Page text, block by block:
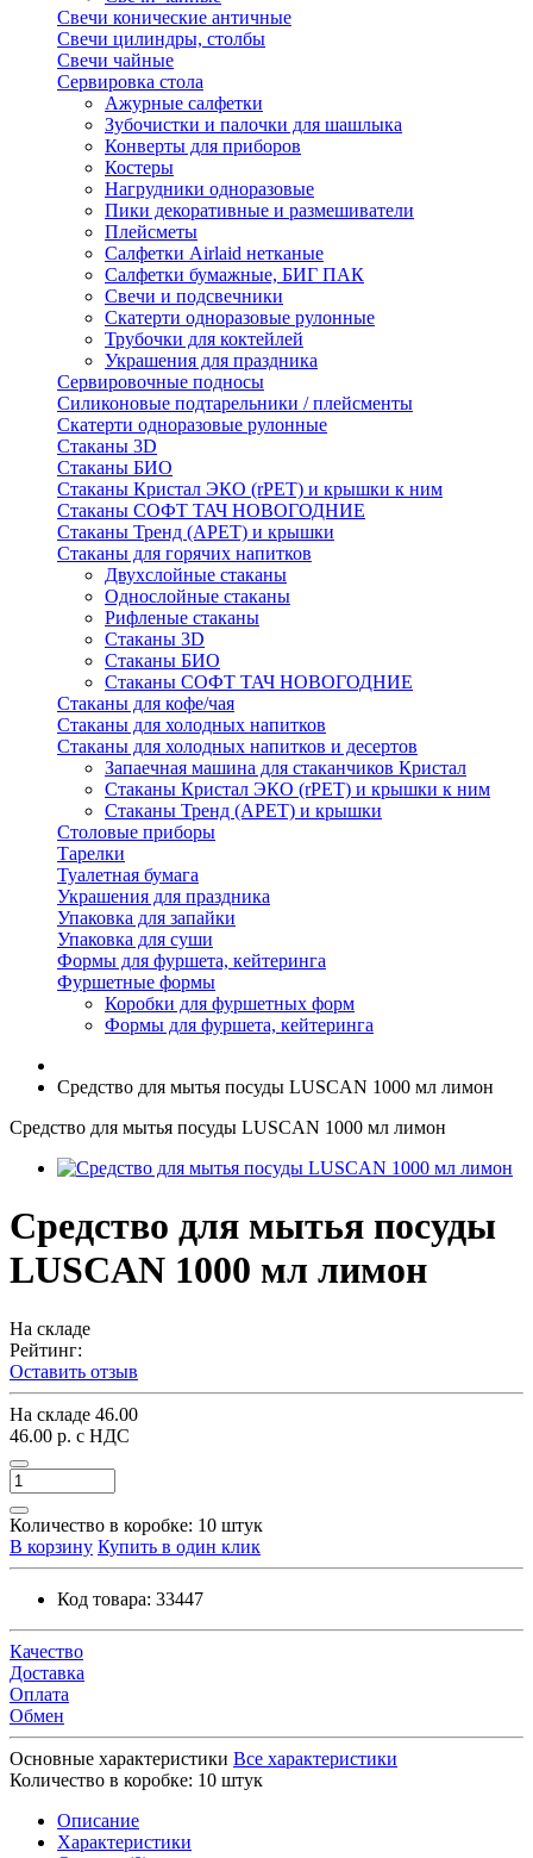
Свечи конические античные
Свечи цилиндры, столбы
Свечи чайные
Сервировка стола
Ажурные салфетки
Зубочистки и палочки для шашлыка
Конверты для приборов
Костеры
Нагрудники одноразовые
Пики декоративные и размешиватели
Плейсметы
Салфетки Airlaid нетканые
Салфетки бумажные, БИГ ПАК
Свечи и подсвечники
Скатерти одноразовые рулонные
Трубочки для коктейлей
Украшения для праздника
Сервировочные подносы
Силиконовые подтарельники / плейсменты
Скатерти одноразовые рулонные
Стаканы 3D
Стаканы БИО
Стаканы Кристал ЭКО (rPET) и крышки к ним
Стаканы СОФТ ТАЧ НОВОГОДНИЕ
Стаканы Тренд (APET) и крышки
Стаканы для горячих напитков
Двухслойные стаканы
Однослойные стаканы
Рифленые стаканы
Стаканы 3D
Стаканы БИО
Стаканы СОФТ ТАЧ НОВОГОДНИЕ
Стаканы для кофе/чая
Стаканы для холодных напитков
Стаканы для холодных напитков и десертов
Запаечная машина для стаканчиков Кристал
Стаканы Кристал ЭКО (rPET) и крышки к ним
Стаканы Тренд (APET) и крышки
Столовые приборы
Тарелки
Туалетная бумага
Украшения для праздника
Упаковка для запайки
Упаковка для суши
Формы для фуршета, кейтеринга
Фуршетные формы
Коробки для фуршетных форм
Формы для фуршета, кейтеринга
Средство для мытья посуды LUSCAN 1000 мл лимон
Средство для мытья посуды LUSCAN 1000 мл лимон
Средство для мытья посуды
LUSCAN 1000 мл лимон
На складе
Рейтинг:
Оставить отзыв
На складе 46.00
46.00 р. с НДС
Количество в коробке: 10 штук
В корзину Купить в один клик
Код товара: 33447
Качество
Доставка
Оплата
Обмен
Основные характеристики Все характеристики
Количество в коробке: 10 штук
Описание
Характеристики